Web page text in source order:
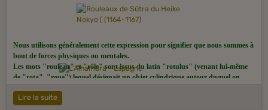
Nous utilisons généralement cette expression pour signifier que nous sommes à
bout de forces physiques ou mentales.
Les mots "rouleau" et "rôle" sont issus du latin "rotulus" (venant lui-même
de "rota", "roue") lequel désignait un objet cylindrique autour duquel on
pour l'écriture utilisé durant le Moyen Âge, jusqu'à ce que le papier fasse son
Lire la suite